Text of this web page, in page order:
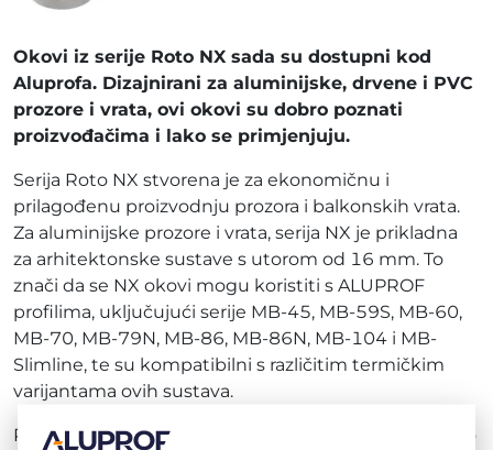
Okovi iz serije Roto NX sada su dostupni kod
Aluprofa. Dizajnirani za aluminijske, drvene i PVC
prozore i vrata, ovi okovi su dobro poznati
proizvođačima i lako se primjenjuju.
Serija Roto NX stvorena je za ekonomičnu i
prilagođenu proizvodnju prozora i balkonskih vrata.
Za aluminijske prozore i vrata, serija NX je prikladna
za arhitektonske sustave s utorom od 16 mm. To
znači da se NX okovi mogu koristiti s ALUPROF
profilima, uključujući serije MB-45, MB-59S, MB-60,
MB-70, MB-79N, MB-86, MB-86N, MB-104 i MB-
Slimline, te su kompatibilni s različitim termičkim
varijantama ovih sustava.
Roto NX okovi omogućuju podršku za krilo težine do